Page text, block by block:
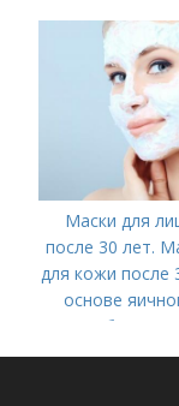
Маски для
после 30 лет.
для кожи после
основе
белка